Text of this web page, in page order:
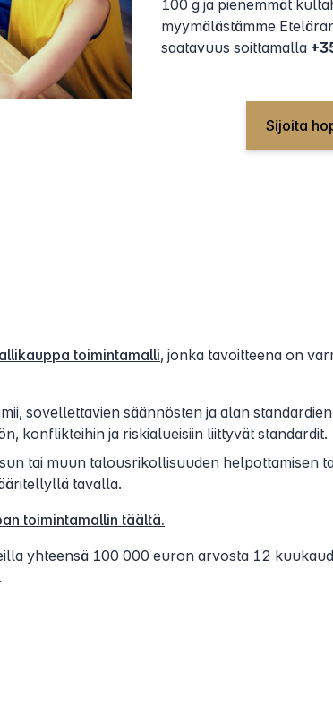
100 g ja pienemmät
myymälästämme
saatavuus soittamalla
Sijoita
toimintamalli, jonka tavoitteena on
sovellettavien säännösten ja alan
konflikteihin ja riskialueisiin liittyvät standardit.
tai muun talousrikollisuuden helpottamisen
tavalla.
toimintamallin täältä.
yhteensä 100 000 euron arvosta 12